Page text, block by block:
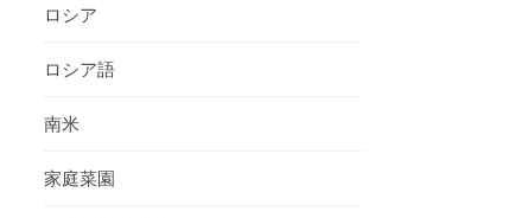
ロシア
ロシア語
南米
家庭菜園